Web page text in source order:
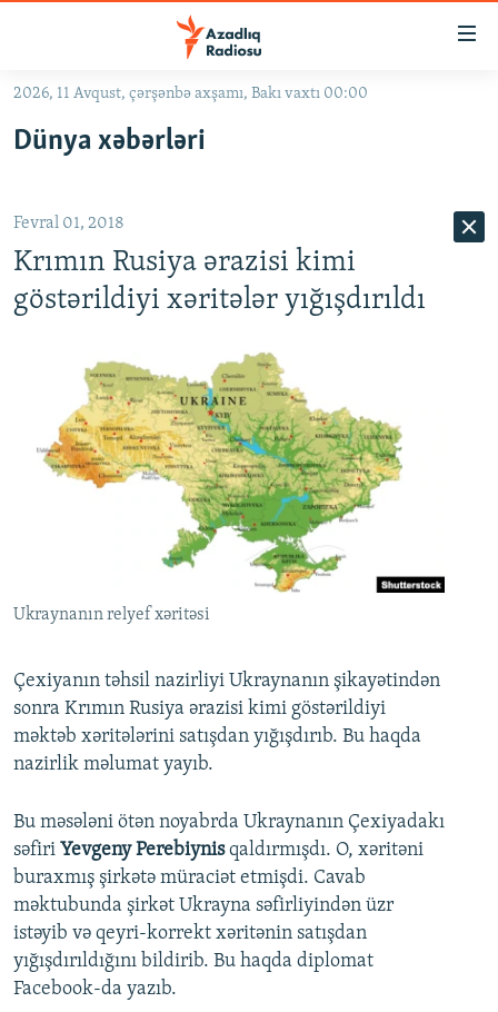
Əsas
qayıt
qayıt
Axtarışa
#İZAHLA
QANUNI DOĞRU
ARAŞDIRMA
MULTIMEDIA
VIDEO
FOTOQALEREYA
RADIO ARXIV
OXU ZALI
AZƏRBAYCAN ƏDƏBIYYATI KITABXANASI
İSLAM VƏ DEMOKRATIYA
HAQQIMIZDA
PEŞƏ ETIKASI VƏ JURNALISTIKA STANDARTLARIMIZ
BIZIMLƏ ƏLAQƏ
XƏBƏR BÜLLETENLƏRIMIZ
2026, 11 Avqust, çərşənbə axşamı, Bakı vaxtı 00:00
Dünya xəbərləri
Fevral 01, 2018
Krımın Rusiya ərazisi kimi
göstərildiyi xəritələr yığışdırıldı
Ukraynanın relyef xəritəsi
Çexiyanın təhsil nazirliyi Ukraynanın şikayətindən
sonra Krımın Rusiya ərazisi kimi göstərildiyi
məktəb xəritələrini satışdan yığışdırıb. Bu haqda
nazirlik məlumat yayıb.
Bu məsələni ötən noyabrda Ukraynanın Çexiyadakı
səfiri Yevgeny Perebiynisqaldırmışdı. O, xəritəni
buraxmış şirkətə müraciət etmişdi. Cavab
məktubunda şirkət Ukrayna səfirliyindən üzr
istəyib və qeyri-korrekt xəritənin satışdan
yığışdırıldığını bildirib. Bu haqda diplomat
Facebook-da yazıb.